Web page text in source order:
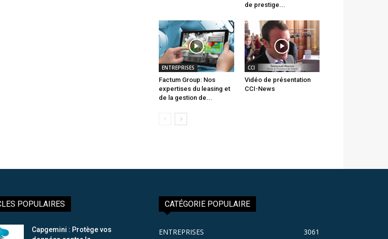
de prestige...
ENTREPRISES
Factum Group: Nos
expertises du leasing et
de la gestion de...
CCI
Vidéo de présentation
CCI-News
POPULAIRES
Capgemini : Protège vos
CATÉGORIE POPULAIRE
ENTREPRISES 3061